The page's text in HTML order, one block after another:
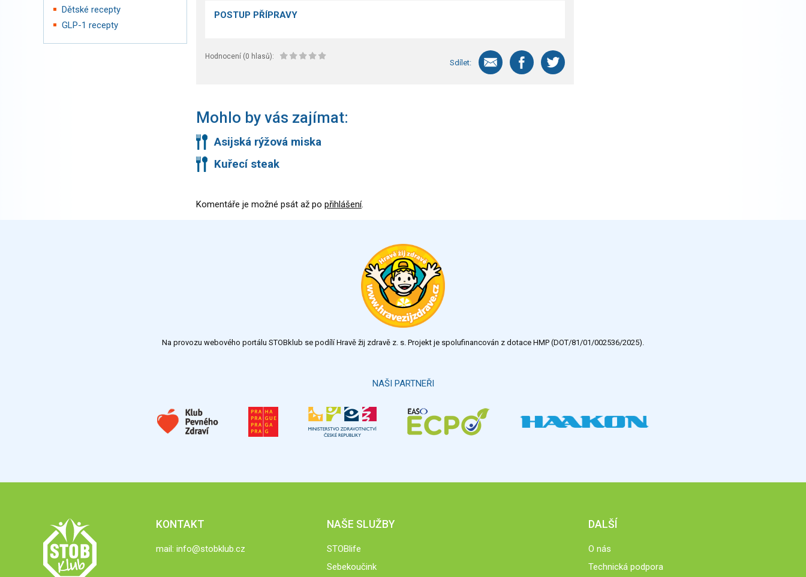
Dětské recepty
GLP-1 recepty
POSTUP PŘÍPRAVY
Hodnocení (0 hlasů):
Sdílet:
Mohlo by vás zajímat:
Asijská rýžová miska
Kuřecí steak
Komentáře je možné psát až po přihlášení.
Na provozu webového portálu STOBklub se podílí Hravě žij zdravě z. s. Projekt je spolufinancován z dotace HMP (DOT/81/01/002536/2025).
NAŠI PARTNEŘI
KONTAKT
mail: info@stobklub.cz
NAŠE SLUŽBY
STOBlife
Sebekoučink
DALŠÍ
O nás
Technická podpora